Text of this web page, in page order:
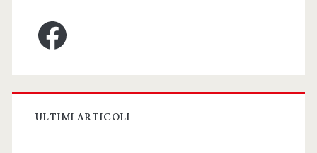
Facebook
ULTIMI ARTICOLI